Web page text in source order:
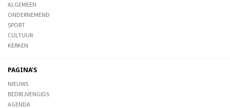
ALGEMEEN
ONDERNEMEND
SPORT
CULTUUR
KERKEN
PAGINA'S
NIEUWS
BEDRIJVENGIDS
AGENDA